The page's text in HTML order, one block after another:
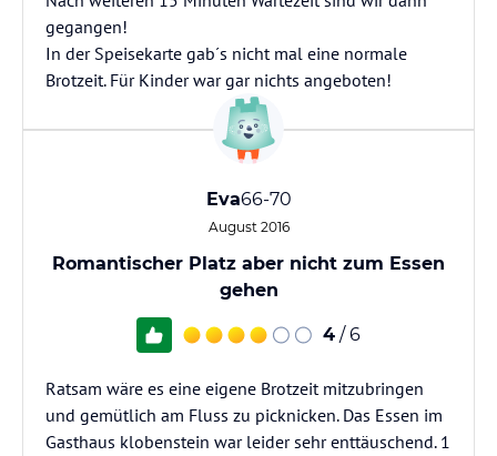
gegangen!
In der Speisekarte gab´s nicht mal eine normale
Brotzeit. Für Kinder war gar nichts angeboten!
Eva66-70
August 2016
Romantischer Platz aber nicht zum Essen
gehen
4 / 6
Ratsam wäre es eine eigene Brotzeit mitzubringen
und gemütlich am Fluss zu picknicken. Das Essen im
Gasthaus klobenstein war leider sehr enttäuschend. 1